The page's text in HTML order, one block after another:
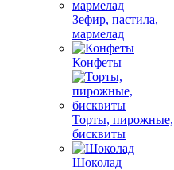
Зефир, пастила,
мармелад
Конфеты
Торты, пирожные,
бисквиты
Шоколад